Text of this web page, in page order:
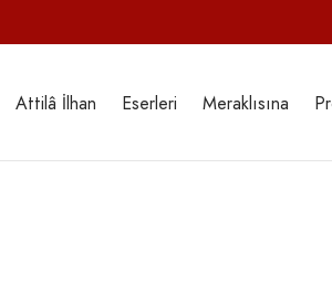
Attilâ İlhan Eserleri Meraklısına